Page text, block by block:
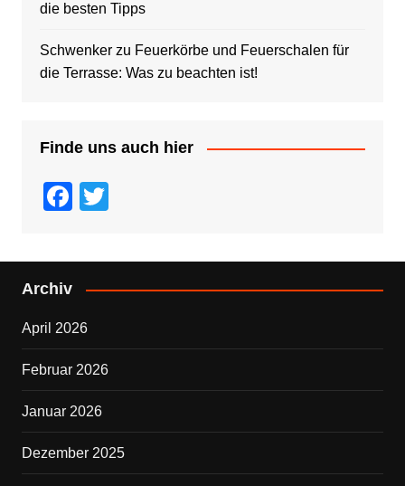
die besten Tipps
Schwenkerzu Feuerkörbe und Feuerschalen für
die Terrasse: Was zu beachten ist!
Finde uns auch hier
F
c
e
o
o
k
tt
er
Archiv
April 2026
Februar 2026
Januar 2026
Dezember 2025